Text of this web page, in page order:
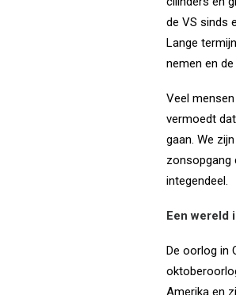
de VS sinds
Lange
nemen en
Veel
vermoedt
gaan. We
zonsopgang
integendeel.
Een wereld
De oorlog in
Amerika en